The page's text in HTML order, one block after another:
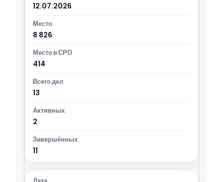
12.07.2026
8 826
414
13
2
11